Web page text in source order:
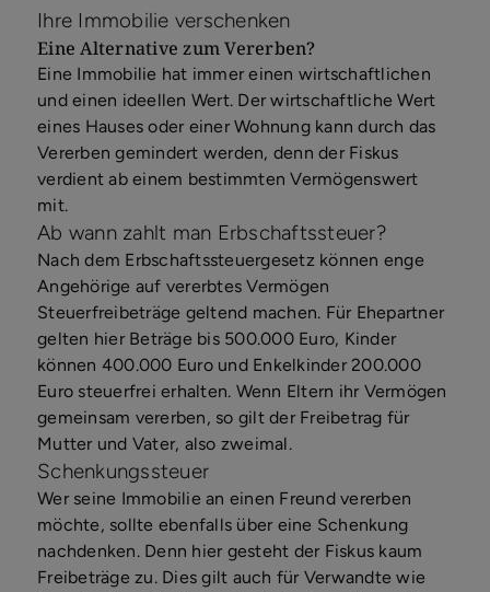
Ihre Immobilie verschenken
Eine Alternative zum Vererben?
Eine Immobilie hat immer einen wirtschaftlichen
und einen ideellen Wert. Der wirtschaftliche Wert
eines Hauses oder einer Wohnung kann durch das
Vererben gemindert werden, denn der Fiskus
verdient ab einem bestimmten Vermögenswert
mit.
Ab wann zahlt man Erbschaftssteuer?
Nach dem Erbschaftssteuergesetz können enge
Angehörige auf vererbtes Vermögen
Steuerfreibeträge geltend machen. Für Ehepartner
gelten hier Beträge bis 500.000 Euro, Kinder
können 400.000 Euro und Enkelkinder 200.000
Euro steuerfrei erhalten. Wenn Eltern ihr Vermögen
gemeinsam vererben, so gilt der Freibetrag für
Mutter und Vater, also zweimal.
Schenkungssteuer
Wer seine Immobilie an einen Freund vererben
möchte, sollte ebenfalls über eine Schenkung
nachdenken. Denn hier gesteht der Fiskus kaum
Freibeträge zu. Dies gilt auch für Verwandte wie